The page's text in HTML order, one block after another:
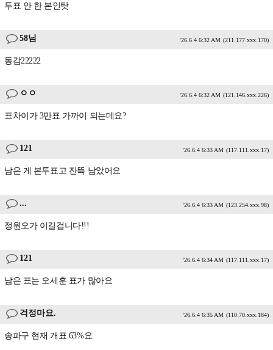
투표 안 한 본인탓
58님 '26.6.4 6:32 AM (211.177.xxx.170)
동감22222
ㅇㅇ '26.6.4 6:32 AM (121.146.xxx.226)
표차이가 3만표 가까이 되는데요?
121 '26.6.4 6:33 AM (117.111.xxx.17)
남은 게 본투표고 잔뜩 남았어요
... '26.6.4 6:33 AM (123.254.xxx.98)
정원오가 이길겁니다!!!
121 '26.6.4 6:34 AM (117.111.xxx.17)
남은 표는 오세훈 표가 많아요
걱정마요. '26.6.4 6:35 AM (110.70.xxx.184)
송파구 현재 개표 63%요.